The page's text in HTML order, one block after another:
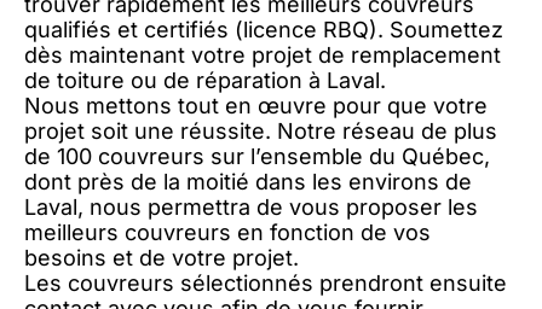
qualifiés et certifiés (licence RBQ). Soumettez
dès maintenant votre projet de remplacement
de toiture ou de réparation à Laval.
Nous mettons tout en œuvre pour que votre
projet soit une réussite. Notre réseau de plus
de 100 couvreurs sur l’ensemble du Québec,
dont près de la moitié dans les environs de
Laval, nous permettra de vous proposer les
meilleurs couvreurs en fonction de vos
besoins et de votre projet.
Les couvreurs sélectionnés prendront ensuite